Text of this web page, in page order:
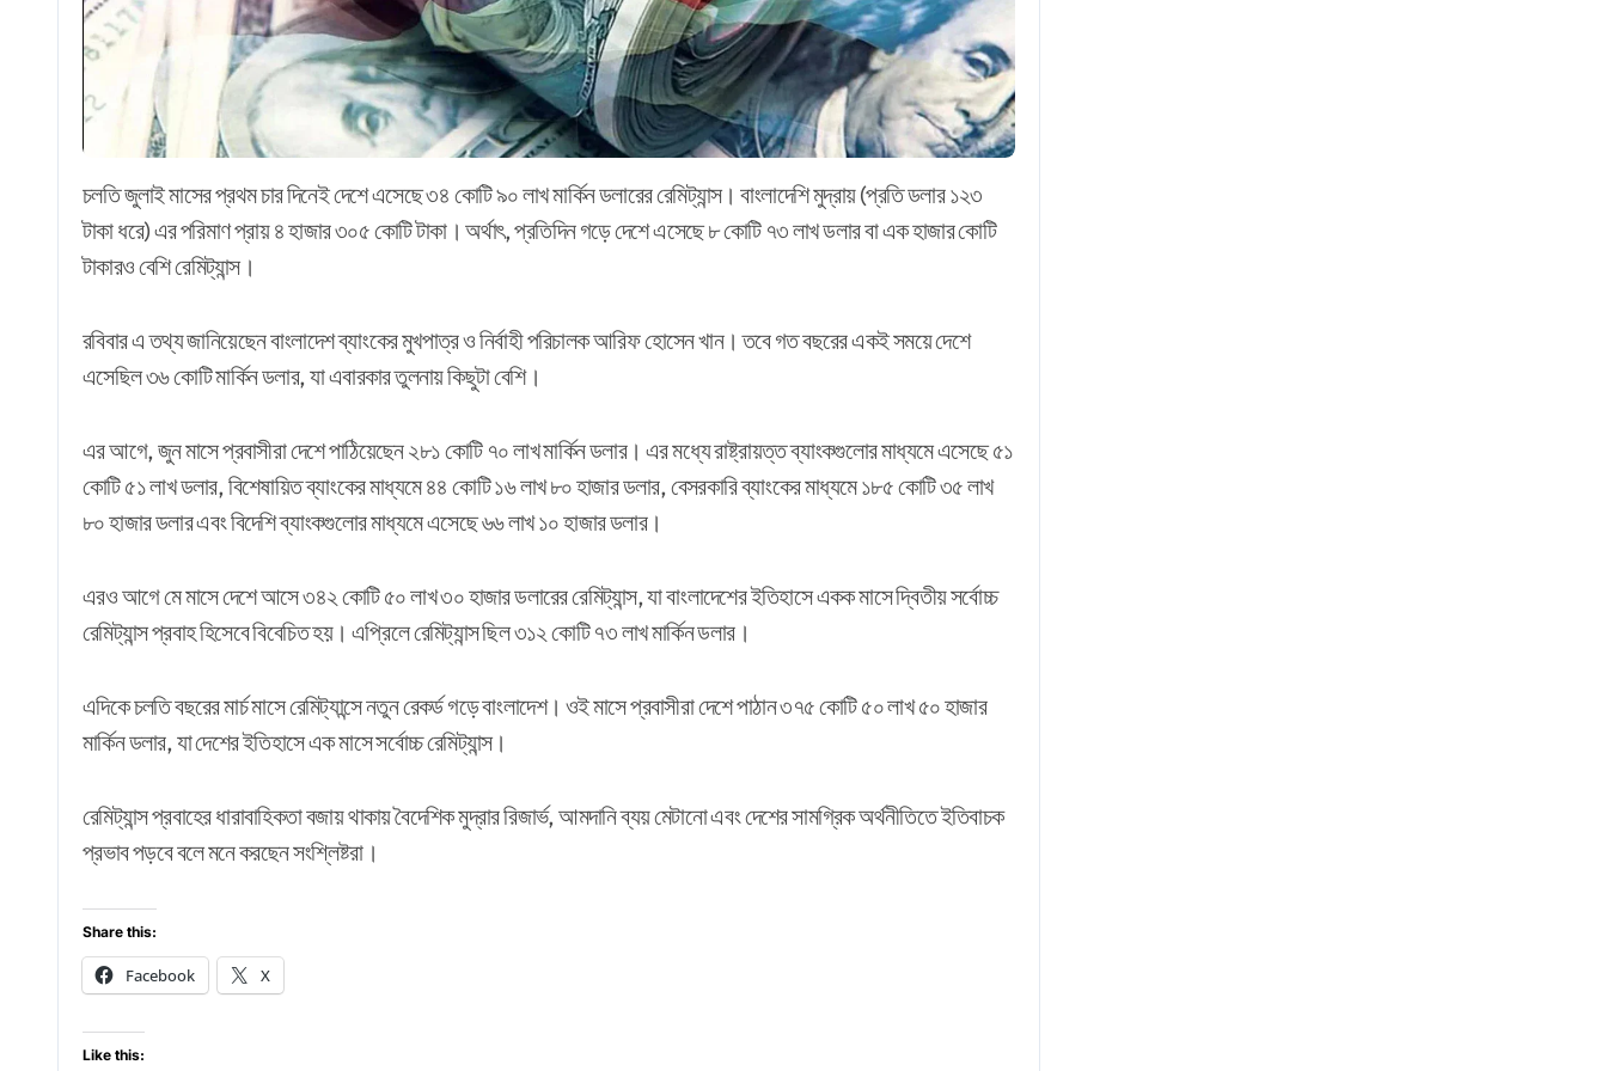
চলতি জুলাই মাসের প্রথম চার দিনেই দেশে এসেছে ৩৪ কোটি ৯০ লাখ মার্কিন ডলারের রেমিট্যান্স। বাংলাদেশি মুদ্রায় (প্রতি ডলার ১২৩
টাকা ধরে) এর পরিমাণ প্রায় ৪ হাজার ৩০৫ কোটি টাকা। অর্থাৎ, প্রতিদিন গড়ে দেশে এসেছে ৮ কোটি ৭৩ লাখ ডলার বা এক হাজার কোটি
টাকারও বেশি রেমিট্যান্স।
রবিবার এ তথ্য জানিয়েছেন বাংলাদেশ ব্যাংকের মুখপাত্র ও নির্বাহী পরিচালক আরিফ হোসেন খান। তবে গত বছরের একই সময়ে দেশে
এসেছিল ৩৬ কোটি মার্কিন ডলার, যা এবারকার তুলনায় কিছুটা বেশি।
এর আগে, জুন মাসে প্রবাসীরা দেশে পাঠিয়েছেন ২৮১ কোটি ৭০ লাখ মার্কিন ডলার। এর মধ্যে রাষ্ট্রায়ত্ত ব্যাংকগুলোর মাধ্যমে এসেছে ৫১
কোটি ৫১ লাখ ডলার, বিশেষায়িত ব্যাংকের মাধ্যমে ৪৪ কোটি ১৬ লাখ ৮০ হাজার ডলার, বেসরকারি ব্যাংকের মাধ্যমে ১৮৫ কোটি ৩৫ লাখ
৮০ হাজার ডলার এবং বিদেশি ব্যাংকগুলোর মাধ্যমে এসেছে ৬৬ লাখ ১০ হাজার ডলার।
এরও আগে মে মাসে দেশে আসে ৩৪২ কোটি ৫০ লাখ ৩০ হাজার ডলারের রেমিট্যান্স, যা বাংলাদেশের ইতিহাসে একক মাসে দ্বিতীয় সর্বোচ্চ
রেমিট্যান্স প্রবাহ হিসেবে বিবেচিত হয়। এপ্রিলে রেমিট্যান্স ছিল ৩১২ কোটি ৭৩ লাখ মার্কিন ডলার।
এদিকে চলতি বছরের মার্চ মাসে রেমিট্যান্সে নতুন রেকর্ড গড়ে বাংলাদেশ। ওই মাসে প্রবাসীরা দেশে পাঠান ৩৭৫ কোটি ৫০ লাখ ৫০ হাজার
মার্কিন ডলার, যা দেশের ইতিহাসে এক মাসে সর্বোচ্চ রেমিট্যান্স।
রেমিট্যান্স প্রবাহের ধারাবাহিকতা বজায় থাকায় বৈদেশিক মুদ্রার রিজার্ভ, আমদানি ব্যয় মেটানো এবং দেশের সামগ্রিক অর্থনীতিতে ইতিবাচক
প্রভাব পড়বে বলে মনে করছেন সংশ্লিষ্টরা।
Share this:
Facebook X
Like this: